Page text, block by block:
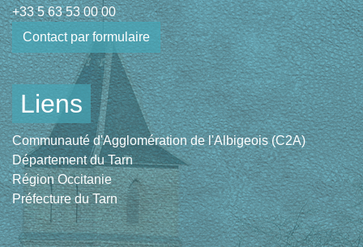
+33 5 63 53 00 00
Contact par formulaire
Liens
Communauté d'Agglomération de l'Albigeois (C2A)
Département du Tarn
Région Occitanie
Préfecture du Tarn